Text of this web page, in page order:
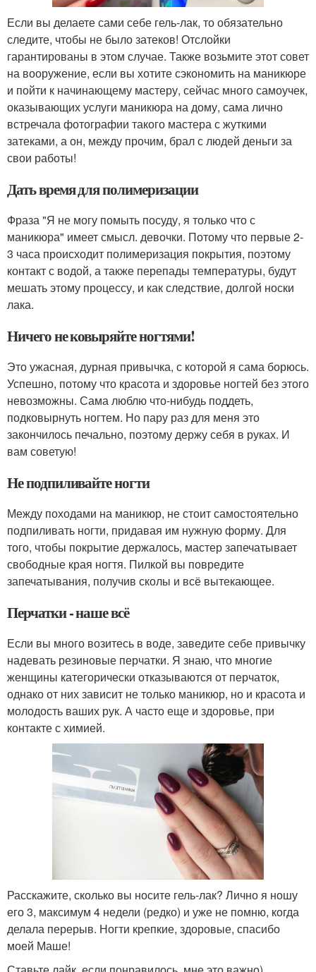
Если вы делаете сами себе гель-лак, то обязательно
следите, чтобы не было затеков! Отслойки
гарантированы в этом случае. Также возьмите этот совет
на вооружение, если вы хотите сэкономить на маникюре
и пойти к начинающему мастеру, сейчас много самоучек,
оказывающих услуги маникюра на дому, сама лично
встречала фотографии такого мастера с жуткими
затеками, а он, между прочим, брал с людей деньги за
свои работы!
Дать время для полимеризации
Фраза "Я не могу помыть посуду, я только что с
маникюра" имеет смысл. девочки. Потому что первые 2-
3 часа происходит полимеризация покрытия, поэтому
контакт с водой, а также перепады температуры, будут
мешать этому процессу, и как следствие, долгой носки
лака.
Ничего не ковыряйте ногтями!
Это ужасная, дурная привычка, с которой я сама борюсь.
Успешно, потому что красота и здоровье ногтей без этого
невозможны. Сама люблю что-нибудь поддеть,
подковырнуть ногтем. Но пару раз для меня это
закончилось печально, поэтому держу себя в руках. И
вам советую!
Не подпиливайте ногти
Между походами на маникюр, не стоит самостоятельно
подпиливать ногти, придавая им нужную форму. Для
того, чтобы покрытие держалось, мастер запечатывает
свободные края ногтя. Пилкой вы повредите
запечатывания, получив сколы и всё вытекающее.
Перчатки - наше всё
Если вы много возитесь в воде, заведите себе привычку
надевать резиновые перчатки. Я знаю, что многие
женщины категорически отказываются от перчаток,
однако от них зависит не только маникюр, но и красота и
молодость ваших рук. А часто еще и здоровье, при
контакте с химией.
Расскажите, сколько вы носите гель-лак? Лично я ношу
его 3, максимум 4 недели (редко) и уже не помню, когда
делала перерыв. Ногти крепкие, здоровые, спасибо
моей Маше!